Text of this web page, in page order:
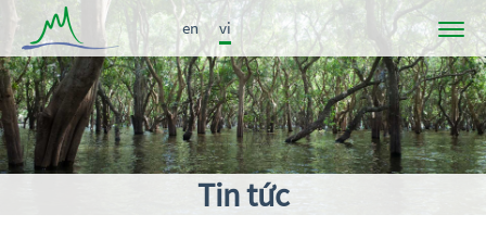
en vi
Dự án
Tin tức
Participants
Kết quả
Tin tức